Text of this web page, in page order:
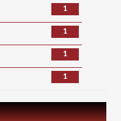
1
1
1
1